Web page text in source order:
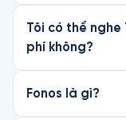
Tôi có thể nghe
phí không?
Fonos là gì?